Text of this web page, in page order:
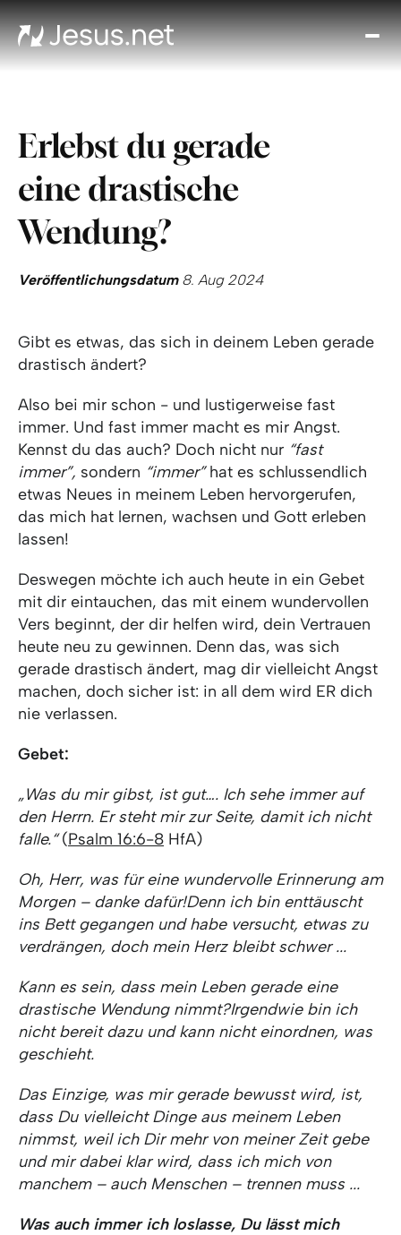
Erlebst du gerade
eine drastische
Wendung?
Veröffentlichungsdatum8. Aug 2024
Gibt es etwas, das sich in deinem Leben gerade
drastisch ändert?
Also bei mir schon - und lustigerweise fast
immer. Und fast immer macht es mir Angst.
Kennst du das auch? Doch nicht nur “fast
immer”, sondern “immer”hat es schlussendlich
etwas Neues in meinem Leben hervorgerufen,
das mich hat lernen, wachsen und Gott erleben
lassen!
Deswegen möchte ich auch heute in ein Gebet
mit dir eintauchen, das mit einem wundervollen
Vers beginnt, der dir helfen wird, dein Vertrauen
heute neu zu gewinnen. Denn das, was sich
gerade drastisch ändert, mag dir vielleicht Angst
machen, doch sicher ist: in all dem wird ER dich
nie verlassen.
Gebet:
„Was du mir gibst, ist gut…. Ich sehe immer auf
den Herrn. Er steht mir zur Seite, damit ich nicht
falle.“(Psalm 16:6-8 HfA)
Oh, Herr, was für eine wundervolle Erinnerung am
Morgen – danke dafür!Denn ich bin enttäuscht
ins Bett gegangen und habe versucht, etwas zu
verdrängen, doch mein Herz bleibt schwer ...
Kann es sein, dass mein Leben gerade eine
drastische Wendung nimmt?Irgendwie bin ich
nicht bereit dazu und kann nicht einordnen, was
geschieht.
Das Einzige, was mir gerade bewusst wird, ist,
dass Du vielleicht Dinge aus meinem Leben
nimmst, weil ich Dir mehr von meiner Zeit gebe
und mir dabei klar wird, dass ich mich von
manchem – auch Menschen – trennen muss ...
Was auch immer ich loslasse, Du lässt mich